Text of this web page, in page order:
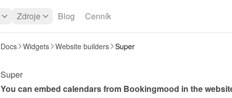
Zdroje Blog Cenník
Docs Widgets Website builders Super
Super
You can embed calendars from Bookingmood in the